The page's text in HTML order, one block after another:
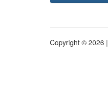
Copyright © 2026 |